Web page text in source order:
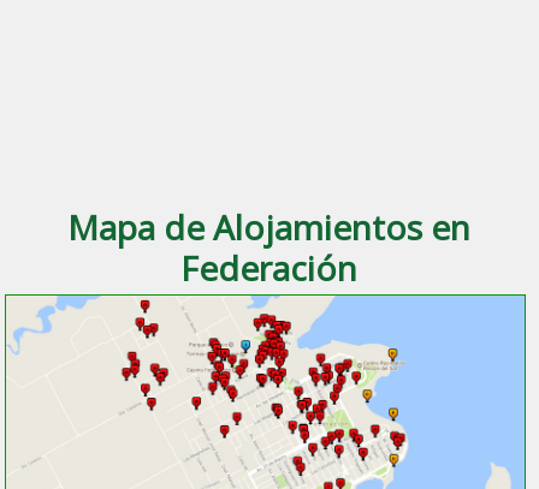
Mapa de Alojamientos en
Federación